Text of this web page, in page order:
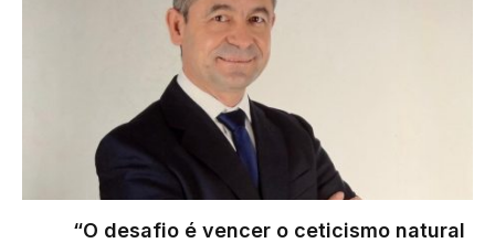
“O desafio é vencer o ceticismo natural